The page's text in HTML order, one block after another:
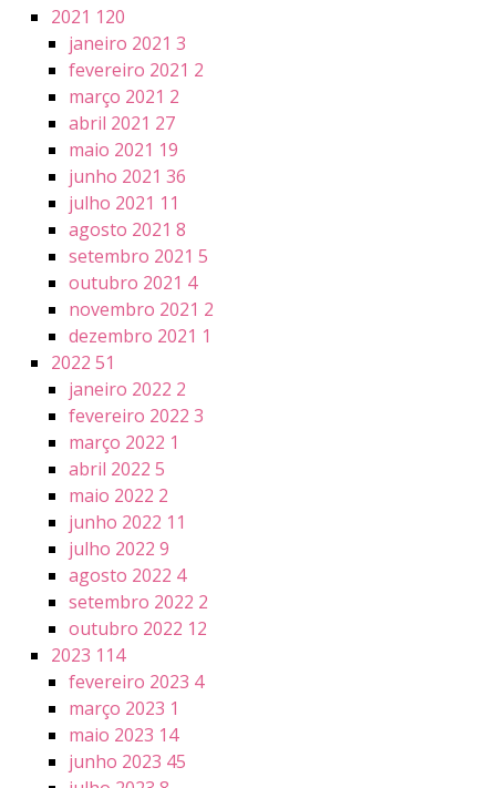
2021 120
janeiro 2021 3
fevereiro 2021 2
março 2021 2
abril 2021 27
maio 2021 19
junho 2021 36
julho 2021 11
agosto 2021 8
setembro 2021 5
outubro 2021 4
novembro 2021 2
dezembro 2021 1
2022 51
janeiro 2022 2
fevereiro 2022 3
março 2022 1
abril 2022 5
maio 2022 2
junho 2022 11
julho 2022 9
agosto 2022 4
setembro 2022 2
outubro 2022 12
2023 114
fevereiro 2023 4
março 2023 1
maio 2023 14
junho 2023 45